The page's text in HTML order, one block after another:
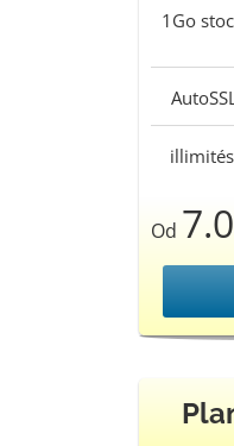
1Go
illimités
Od